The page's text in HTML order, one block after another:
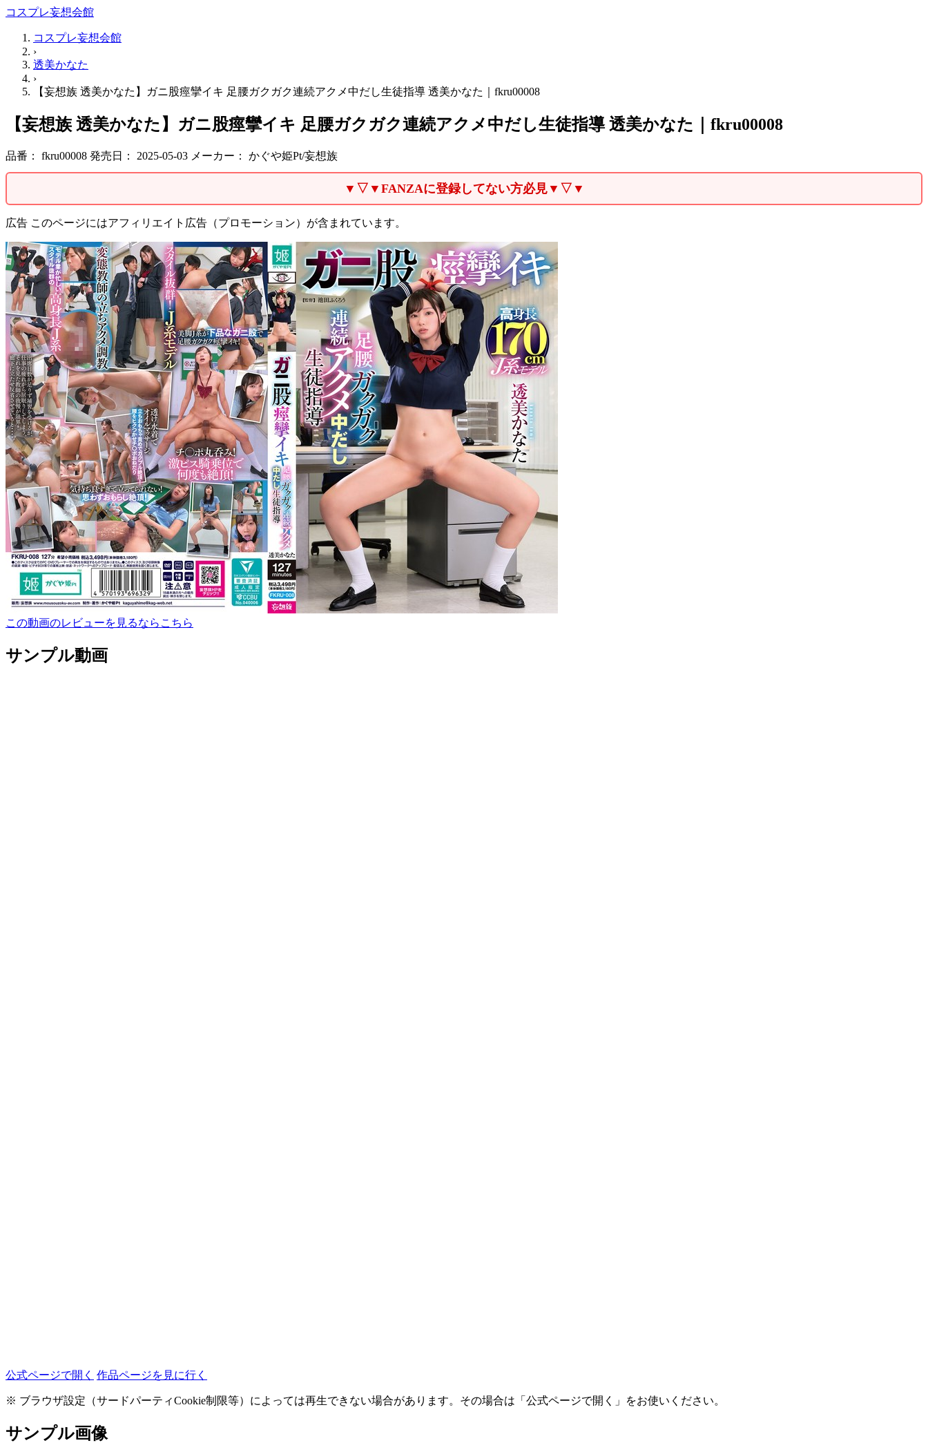
コスプレ妄想会館
コスプレ妄想会館
›
透美かなた
›
【妄想族 透美かなた】ガニ股痙攣イキ 足腰ガクガク連続アクメ中だし生徒指導 透美かなた｜fkru00008
【妄想族 透美かなた】ガニ股痙攣イキ 足腰ガクガク連続アクメ中だし生徒指導 透美かなた｜fkru00008
品番： fkru00008 発売日： 2025-05-03 メーカー： かぐや姫Pt/妄想族
▼▽▼FANZAに登録してない方必見▼▽▼
広告 このページにはアフィリエイト広告（プロモーション）が含まれています。
この動画のレビューを見るならこちら
サンプル動画
公式ページで開く 作品ページを見に行く
※ ブラウザ設定（サードパーティCookie制限等）によっては再生できない場合があります。その場合は「公式ページで開く」をお使いください。
サンプル画像